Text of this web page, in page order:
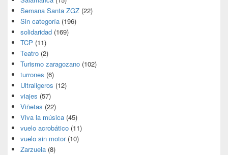
Semana Santa ZGZ (22)
Sin categoría (196)
solidaridad (169)
TCP (11)
Teatro (2)
Turismo zaragozano (102)
turrones (6)
Ultraligeros (12)
viajes (57)
Viñetas (22)
Viva la música (45)
vuelo acrobático (11)
vuelo sin motor(10)
Zarzuela (8)